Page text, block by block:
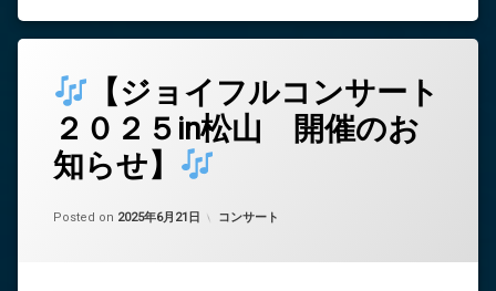
【ジョイフルコンサート
２０２５in松山 開催のお
知らせ】
Posted on 2025年6月21日
Updated on
中島 昇平
カテゴリー:
コンサート
コ
メ
ン
ト
を
ど
ぞ